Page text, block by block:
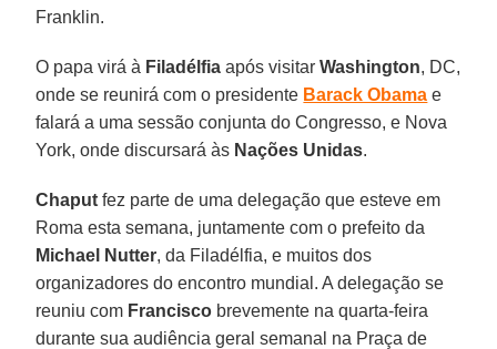
Franklin.
O papa virá à Filadélfia após visitarWashington, DC,
onde se reunirá com o presidente Barack Obama e
falará a uma sessão conjunta do Congresso, e Nova
York, onde discursará às Nações Unidas.
Chaput fez parte de uma delegação que esteve em
Roma esta semana, juntamente com o prefeito da
Michael Nutter, da Filadélfia, e muitos dos
organizadores do encontro mundial. A delegação se
reuniu com Francisco brevemente na quarta-feira
durante sua audiência geral semanal na Praça de